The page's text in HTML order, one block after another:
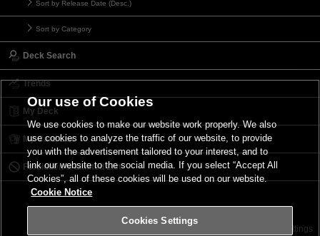
Sort by Release Date (Desc.)
Sort by Category
Deck Search
Trends
My Deck
My Card List
Forbidden & Limited List
Terms of Use Cookies Settings
Our use of Cookies
We use cookies to make our website work properly. We also
use cookies to analyze the traffic of our website, to provide
you with the advertisement tailored to your interest, and to
link our website to the social media. If you select “Accept All
Cookies”, all of these cookies will be used on our website.
Cookie Notice
Cookies Settings